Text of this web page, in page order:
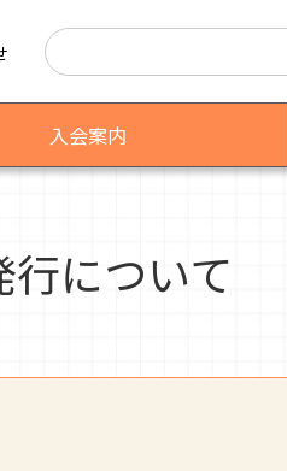
検索
入会案内
について